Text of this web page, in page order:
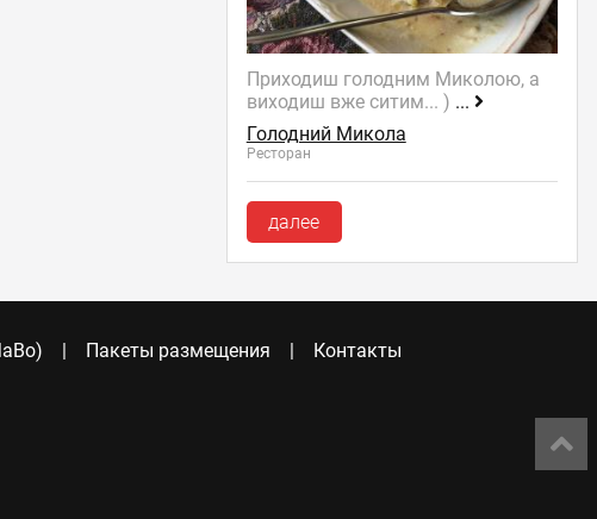
Приходиш голодним Миколою, а
виходиш вже ситим... ) ...
Голодний Микола
Ресторан
далее
Пакеты размещения Контакты